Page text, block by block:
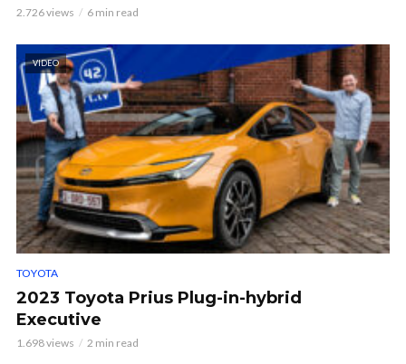
2.726 views 6 min read
VIDEO
TOYOTA
2023 Toyota Prius Plug-in-hybrid
Executive
1.698 views 2 min read